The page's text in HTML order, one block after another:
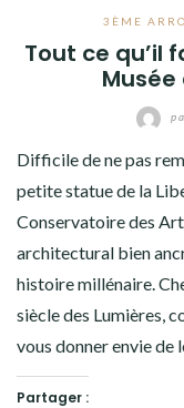
3ÈME
Tout ce qu’il
Difficile de ne pas
petite statue de la
Conservatoire des
architectural bien
histoire millénaire.
siècle des Lumières,
vous donner envie de
Partager :